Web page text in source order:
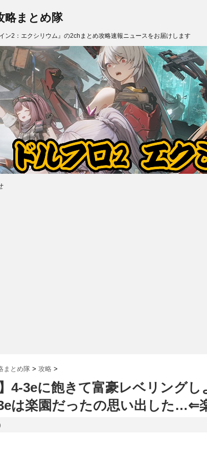
略まとめ隊
ン2：エクシリウム』の2chまとめ攻略速報ニュースをお届けします
まとめ隊 > 攻略 >
】4-3eに飽きて富豪レベリング
は楽園だったの思い出した…⇐